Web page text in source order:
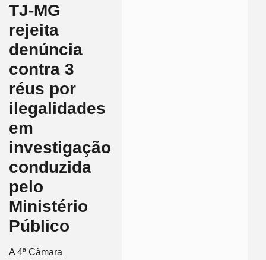
TJ-MG
rejeita
denúncia
contra 3
réus por
ilegalidades
em
investigação
conduzida
pelo
Ministério
Público
A 4ª Câmara